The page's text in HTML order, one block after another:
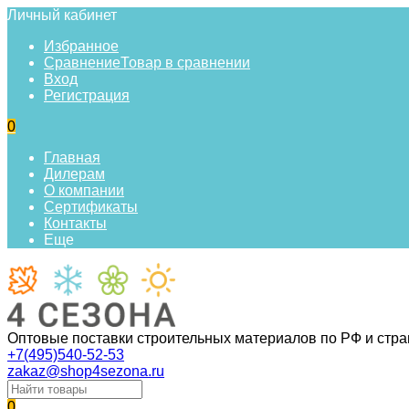
Личный кабинет
Избранное
СравнениеТовар в сравнении
Вход
Регистрация
0
Главная
Дилерам
О компании
Сертификаты
Контакты
Еще
Оптовые поставки строительных материалов по РФ и
+7(495)540-52-53
zakaz@shop4sezona.ru